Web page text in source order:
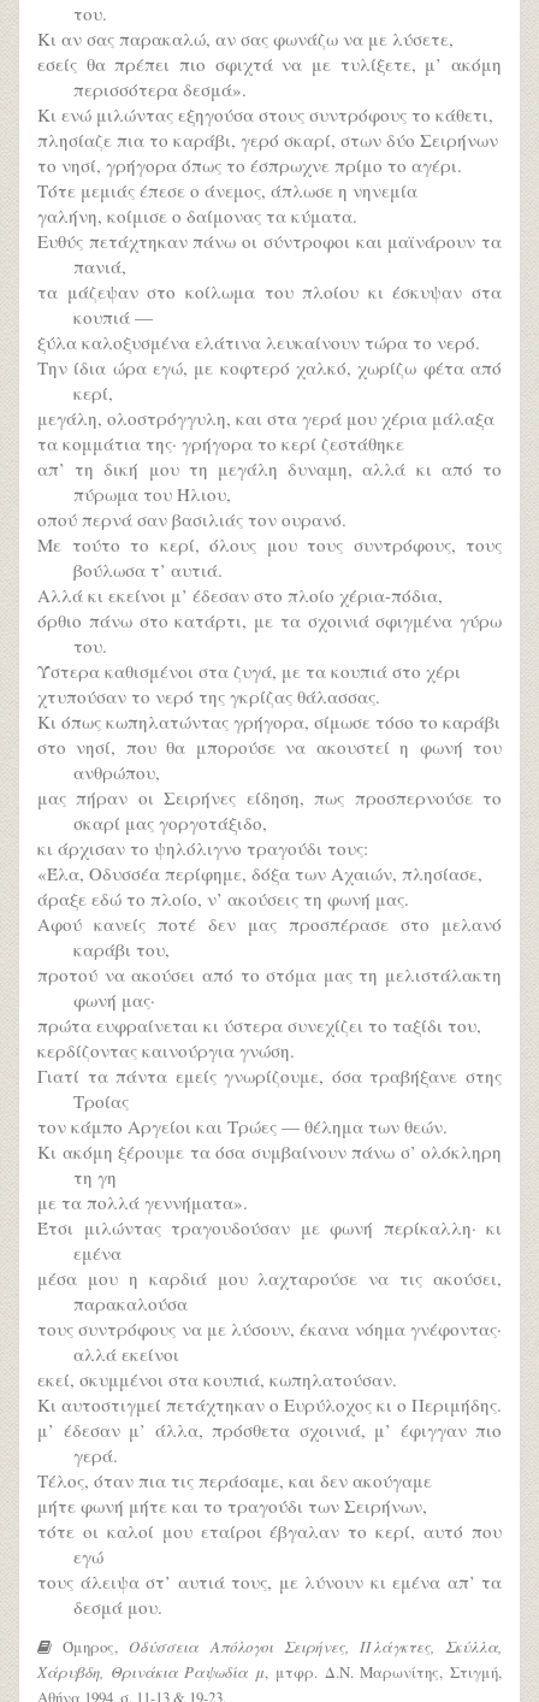
του.
Κι αν σας παρακαλώ, αν σας φωνάζω να με λύσετε,
εσείς θα πρέπει πιο σφιχτά να με τυλίξετε, μ’ ακόμη
περισσότερα δεσμά».
Κι ενώ μιλώντας εξηγούσα στους συντρόφους το κάθετι,
πλησίαζε πια το καράβι, γερό σκαρί, στων δύο Σειρήνων
το νησί, γρήγορα όπως το έσπρωχνε πρίμο το αγέρι.
Τότε μεμιάς έπεσε ο άνεμος, άπλωσε η νηνεμία
γαλήνη, κοίμισε ο δαίμονας τα κύματα.
Ευθύς πετάχτηκαν πάνω οι σύντροφοι και μαϊνάρουν τα
πανιά,
τα μάζεψαν στο κοίλωμα του πλοίου κι έσκυψαν στα
κουπιά —
ξύλα καλοξυσμένα ελάτινα λευκαίνουν τώρα το νερό.
Την ίδια ώρα εγώ, με κοφτερό χαλκό, χωρίζω φέτα από
κερί,
μεγάλη, ολοστρόγγυλη, και στα γερά μου χέρια μάλαξα
τα κομμάτια της· γρήγορα το κερί ζεστάθηκε
απ’ τη δική μου τη μεγάλη δυναμη, αλλά κι από το
πύρωμα του Ήλιου,
οπού περνά σαν βασιλιάς τον ουρανό.
Με τούτο το κερί, όλους μου τους συντρόφους, τους
βούλωσα τ’ αυτιά.
Αλλά κι εκείνοι μ’ έδεσαν στο πλοίο χέρια-πόδια,
όρθιο πάνω στο κατάρτι, με τα σχοινιά σφιγμένα γύρω
του.
Ύστερα καθισμένοι στα ζυγά, με τα κουπιά στο χέρι
χτυπούσαν το νερό της γκρίζας θάλασσας.
Κι όπως κωπηλατώντας γρήγορα, σίμωσε τόσο το καράβι
στο νησί, που θα μπορούσε να ακουστεί η φωνή του
ανθρώπου,
μας πήραν οι Σειρήνες είδηση, πως προσπερνούσε το
σκαρί μας γοργοτάξιδο,
κι άρχισαν το ψηλόλιγνο τραγούδι τους:
«Έλα, Οδυσσέα περίφημε, δόξα των Αχαιών, πλησίασε,
άραξε εδώ το πλοίο, ν’ ακούσεις τη φωνή μας.
Αφού κανείς ποτέ δεν μας προσπέρασε στο μελανό
καράβι του,
προτού να ακούσει από το στόμα μας τη μελιστάλακτη
φωνή μας·
πρώτα ευφραίνεται κι ύστερα συνεχίζει το ταξίδι του,
κερδίζοντας καινούργια γνώση.
Γιατί τα πάντα εμείς γνωρίζουμε, όσα τραβήξανε στης
Τροίας
τον κάμπο Αργείοι και Τρώες — θέλημα των θεών.
Κι ακόμη ξέρουμε τα όσα συμβαίνουν πάνω σ’ ολόκληρη
τη γη
με τα πολλά γεννήματα».
Έτσι μιλώντας τραγουδούσαν με φωνή περίκαλλη· κι
εμένα
μέσα μου η καρδιά μου λαχταρούσε να τις ακούσει,
παρακαλούσα
τους συντρόφους να με λύσουν, έκανα νόημα γνέφοντας·
αλλά εκείνοι
εκεί, σκυμμένοι στα κουπιά, κωπηλατούσαν.
Κι αυτοστιγμεί πετάχτηκαν ο Ευρύλοχος κι ο Περιμήδης.
μ’ έδεσαν μ’ άλλα, πρόσθετα σχοινιά, μ’ έφιγγαν πιο
γερά.
Τέλος, όταν πια τις περάσαμε, και δεν ακούγαμε
μήτε φωνή μήτε και το τραγούδι των Σειρήνων,
τότε οι καλοί μου εταίροι έβγαλαν το κερί, αυτό που
εγώ
τους άλειψα στ’ αυτιά τους, με λύνουν κι εμένα απ’ τα
δεσμά μου.
Όμηρος,Οδύσσεια Απόλογοι Σειρήνες, Πλάγκτες, Σκύλλα,
Χάρυβδη, Θρινάκια Ραψωδία μ, μτφρ. Δ.Ν. Μαρωνίτης, Στιγμή,
Αθήνα 1994, σ. 11-13 & 19-23.